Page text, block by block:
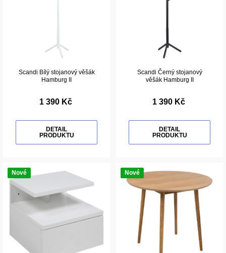
Scandi Bílý stojanový věšák
Hamburg II
1 390 Kč
DETAIL
PRODUKTU
Scandi Černý stojanový
věšák Hamburg II
1 390 Kč
DETAIL
PRODUKTU
Nové Nové